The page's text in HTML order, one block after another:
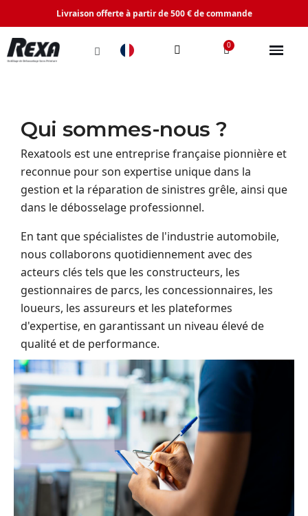
Livraison offerte à partir de 500 € de commande
Qui sommes-nous ?
Rexatools est une entreprise française pionnière et
reconnue pour son expertise unique dans la
gestion et la réparation de sinistres grêle, ainsi que
dans le débosselage professionnel.
En tant que spécialistes de l'industrie automobile,
nous collaborons quotidiennement avec des
acteurs clés tels que les constructeurs, les
gestionnaires de parcs, les concessionnaires, les
loueurs, les assureurs et les plateformes
d'expertise, en garantissant un niveau élevé de
qualité et de performance.